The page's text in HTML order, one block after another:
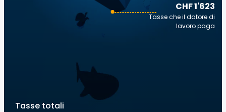
CHF 1'623
Tasse che il datore di
lavoro paga
Tasse totali